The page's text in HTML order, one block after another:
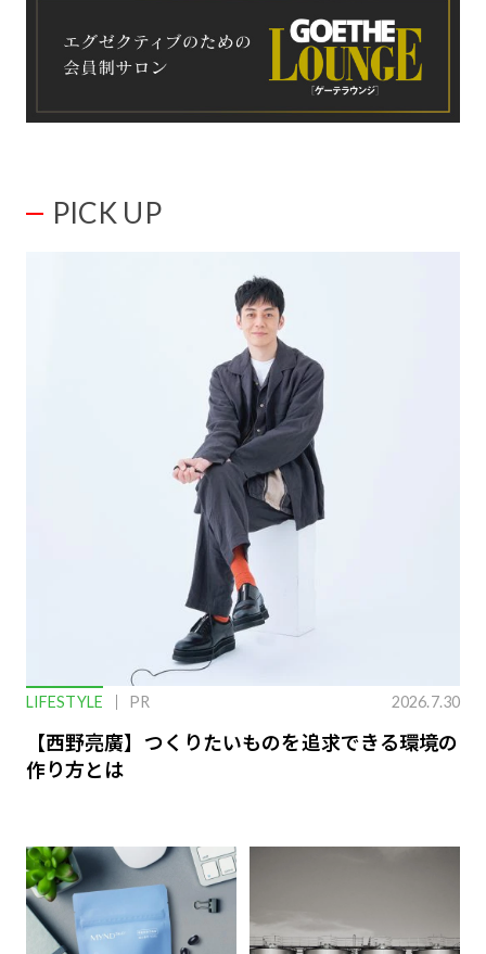
PICK UP
LIFESTYLE PR 2026.7.30
【西野亮廣】つくりたいものを追求できる環境の
作り方とは